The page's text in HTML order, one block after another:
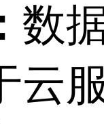
数
云